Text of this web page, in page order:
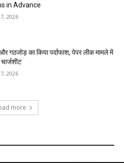
in Advance
2026
गठजोड़ का किया पर्दाफाश, पेपर लीक मामले में
2026
more